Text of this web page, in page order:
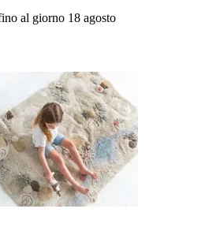
al giorno 18 agosto